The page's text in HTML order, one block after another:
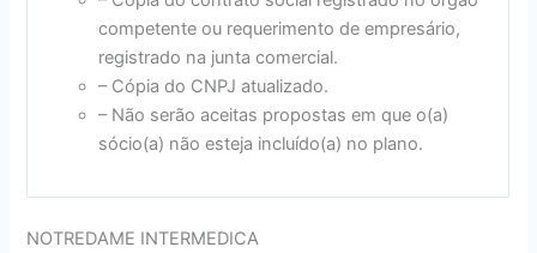
competente ou requerimento de empresário,
registrado na junta comercial.
– Cópia do CNPJ atualizado.
– Não serão aceitas propostas em que o(a)
sócio(a) não esteja incluído(a) no plano.
NOTREDAME INTERMEDICA